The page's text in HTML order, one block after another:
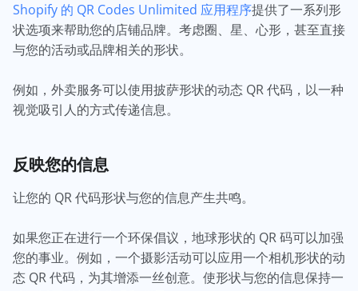
Shopify 的 QR Codes Unlimited 应用程序提供了一系列形
状选项来帮助您的店铺品牌。考虑圈、星、心形，甚至直接
与您的活动或品牌相关的形状。
例如，外卖服务可以使用披萨形状的动态 QR 代码，以一种
视觉吸引人的方式传递信息。
反映您的信息
让您的 QR 代码形状与您的信息产生共鸣。
如果您正在进行一个环保倡议，地球形状的 QR 码可以加强
您的事业。例如，一个摄影活动可以应用一个相机形状的动
态 QR 代码，为其增添一丝创意。使形状与您的信息保持一